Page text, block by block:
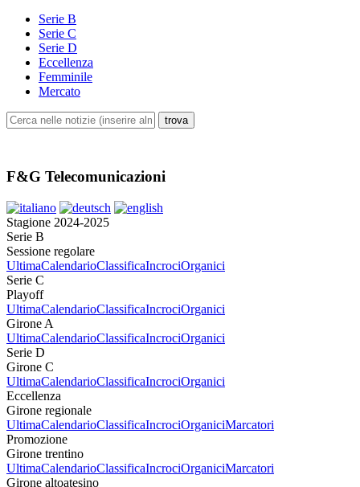
Serie B
Serie C
Serie D
Eccellenza
Femminile
Mercato
F&G Telecomunicazioni
Stagione 2024-2025
Serie B
Sessione regolare
UltimaCalendarioClassificaIncrociOrganici
Serie C
Playoff
UltimaCalendarioClassificaIncrociOrganici
Girone A
UltimaCalendarioClassificaIncrociOrganici
Serie D
Girone C
UltimaCalendarioClassificaIncrociOrganici
Eccellenza
Girone regionale
UltimaCalendarioClassificaIncrociOrganiciMarcatori
Promozione
Girone trentino
UltimaCalendarioClassificaIncrociOrganiciMarcatori
Girone altoatesino